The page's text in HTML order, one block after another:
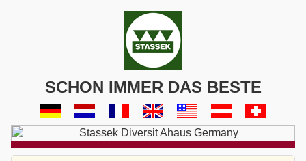
SCHON IMMER DAS BESTE